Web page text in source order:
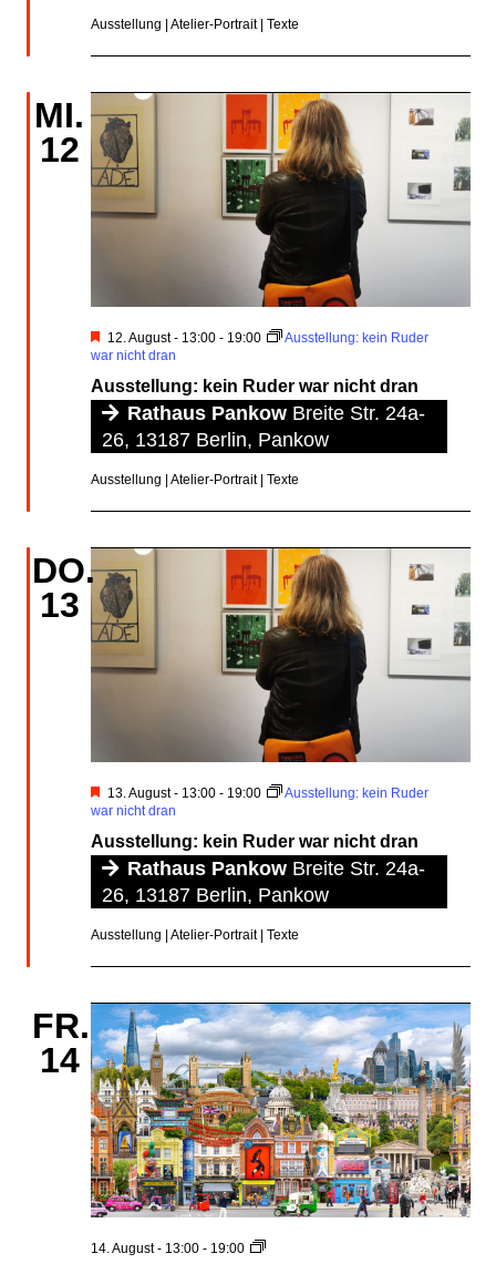
Ausstellung | Atelier-Portrait | Texte
MI.
12
Ausstellung: kein Ruder war nicht dran
Hervorgehoben
12. August - 13:00 - 19:00
Ausstellung: kein Ruder
war nicht dran
Rathaus Pankow Breite Str. 24a-
26, 13187 Berlin, Pankow
Ausstellung | Atelier-Portrait | Texte
DO.
13
Ausstellung: kein Ruder war nicht dran
Hervorgehoben
13. August - 13:00 - 19:00
Ausstellung: kein Ruder
war nicht dran
Rathaus Pankow Breite Str. 24a-
26, 13187 Berlin, Pankow
Ausstellung | Atelier-Portrait | Texte
FR.
14
14. August - 13:00 - 19:00
multi-